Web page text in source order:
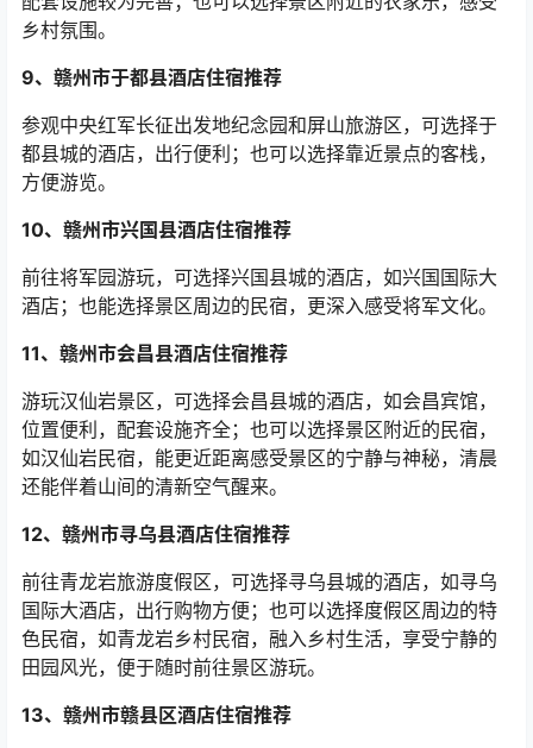
乡村氛围。
9、赣州市于都县酒店住宿推荐
参观中央红军长征出发地纪念园和屏山旅游区，可选择于
都县城的酒店，出行便利；也可以选择靠近景点的客栈，
方便游览。
10、赣州市兴国县酒店住宿推荐
前往将军园游玩，可选择兴国县城的酒店，如兴国国际大
酒店；也能选择景区周边的民宿，更深入感受将军文化。
11、赣州市会昌县酒店住宿推荐
游玩汉仙岩景区，可选择会昌县城的酒店，如会昌宾馆，
位置便利，配套设施齐全；也可以选择景区附近的民宿，
如汉仙岩民宿，能更近距离感受景区的宁静与神秘，清晨
还能伴着山间的清新空气醒来。
12、赣州市寻乌县酒店住宿推荐
前往青龙岩旅游度假区，可选择寻乌县城的酒店，如寻乌
国际大酒店，出行购物方便；也可以选择度假区周边的特
色民宿，如青龙岩乡村民宿，融入乡村生活，享受宁静的
田园风光，便于随时前往景区游玩。
13、赣州市赣县区酒店住宿推荐